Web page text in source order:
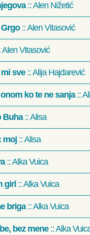
:: Alen Nižetić
:: Alen Vitasović
Vitasović
sve:: Alija Hajdarević
ko te ne sanja::
Buha:: Alisa
moj :: Alisa
:: Alka Vuica
girl :: Alka Vuica
briga:: Alka Vuica
bez mene:: Alka